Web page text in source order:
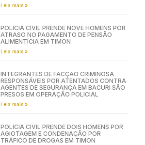
Leia mais »
POLÍCIA CIVIL PRENDE NOVE HOMENS POR
ATRASO NO PAGAMENTO DE PENSÃO
ALIMENTÍCIA EM TIMON
Leia mais »
INTEGRANTES DE FACÇÃO CRIMINOSA
RESPONSÁVEIS POR ATENTADOS CONTRA
AGENTES DE SEGURANÇA EM BACURI SÃO
PRESOS EM OPERAÇÃO POLICIAL
Leia mais »
POLÍCIA CIVIL PRENDE DOIS HOMENS POR
AGIOTAGEM E CONDENAÇÃO POR
TRÁFICO DE DROGAS EM TIMON